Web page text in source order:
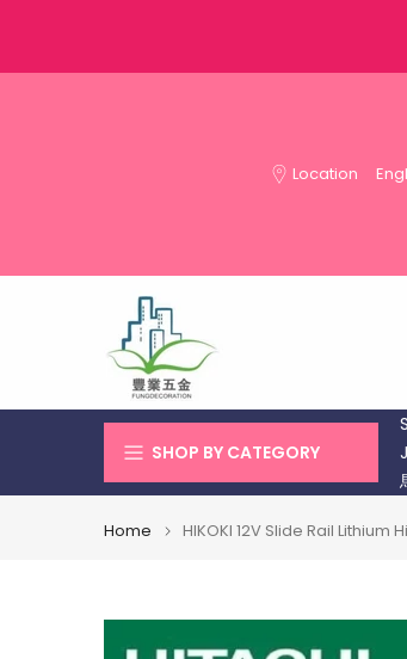
content
Location
SHOP BY CATEGORY
Home HIKOKI 12V Slide Rail Lithium